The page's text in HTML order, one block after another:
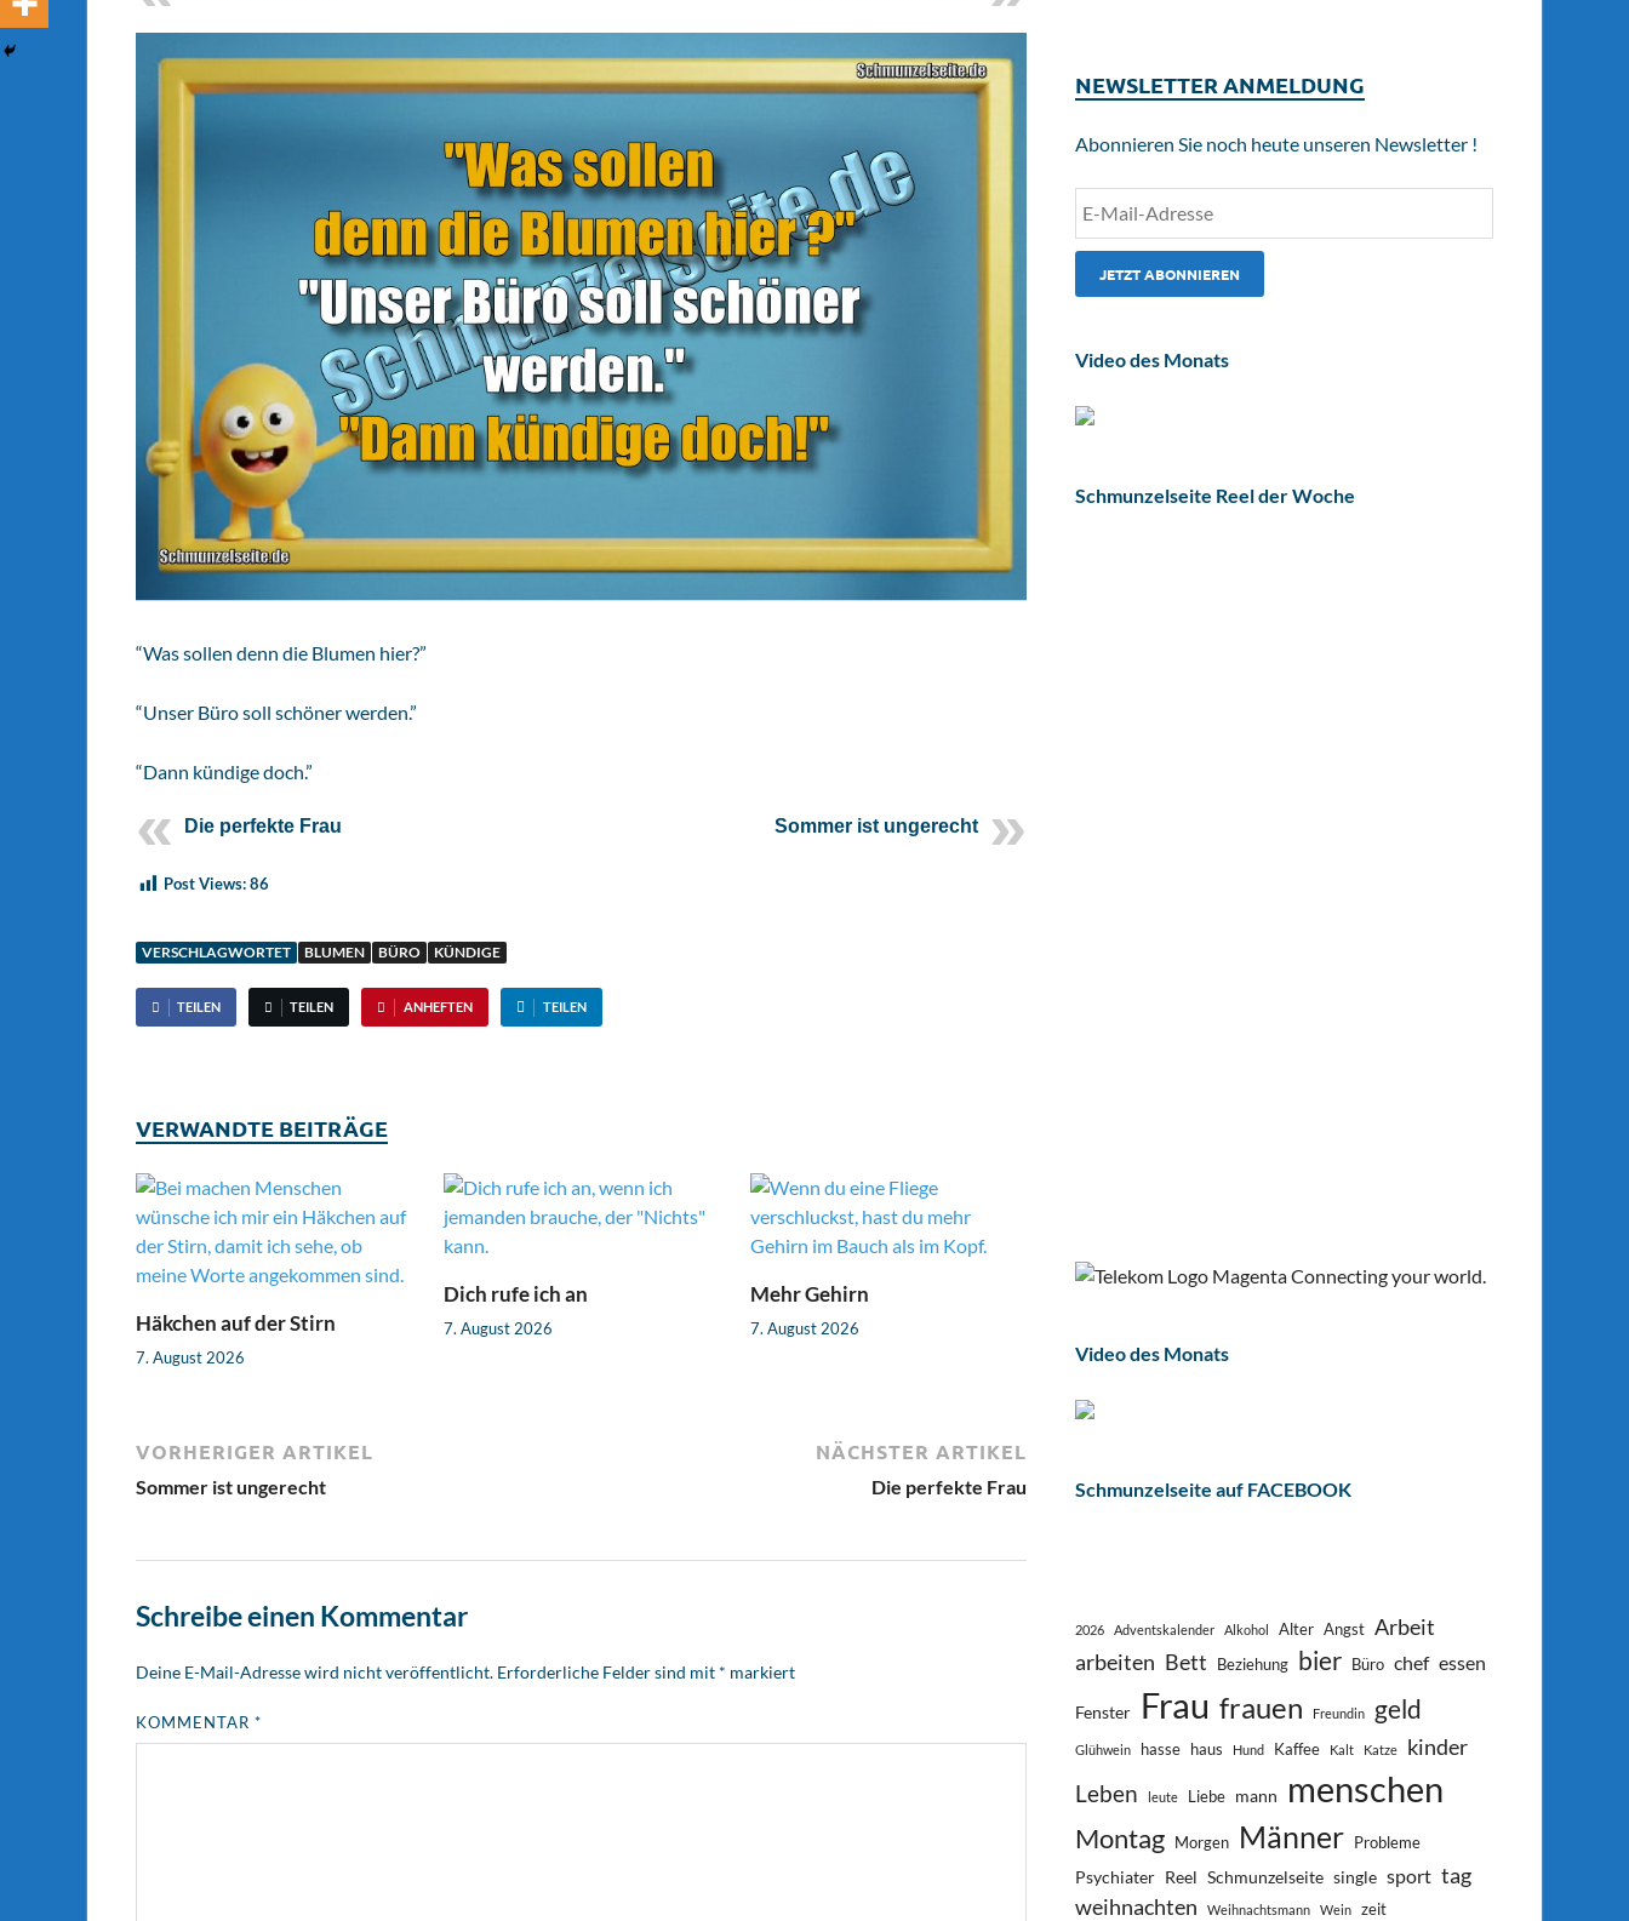
“Was sollen denn die Blumen hier?”
“Unser Büro soll schöner werden.”
“Dann kündige doch.”
Die perfekte Frau Sommer ist ungerecht
Post Views:86
VERSCHLAGWORTET BLUMEN BÜRO KÜNDIGE
TEILEN TEILEN ANHEFTEN TEILEN
VERWANDTE BEITRÄGE
Häkchen auf der Stirn
7. August 2026
Dich rufe ich an
7. August 2026
Mehr Gehirn
7. August 2026
VORHERIGER ARTIKEL
Sommer ist ungerecht
NÄCHSTER ARTIKEL
Die perfekte Frau
Schreibe einen Kommentar
Deine E-Mail-Adresse wird nicht veröffentlicht. Erforderliche Felder sind mit * markiert
KOMMENTAR*
NEWSLETTER ANMELDUNG
Abonnieren Sie noch heute unseren Newsletter !
Video des Monats
Schmunzelseite Reel der Woche
Video des Monats
Schmunzelseite auf FACEBOOK
2026 Adventskalender Alkohol Alter Angst Arbeit
arbeiten Bett Beziehung bier Büro chef essen
Fenster Frau frauen Freundin geld
Glühwein hasse haus Hund Kaffee Kalt Katze kinder
Leben leute Liebe mann menschen
Montag Morgen Männer Probleme
Psychiater Reel Schmunzelseite single sport tag
weihnachten
Weihnachtsmann Wein zeit